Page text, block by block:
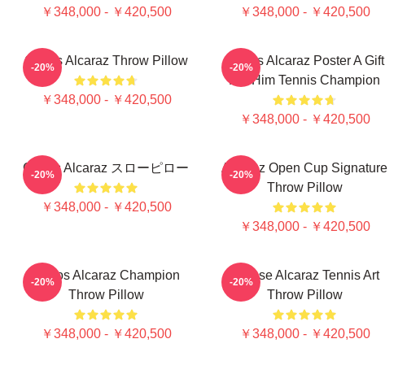
￥348,000 - ￥420,500 ￥348,000 - ￥420,500
Carlos Alcaraz Throw Pillow
￥348,000 - ￥420,500
-20%
Carlos Alcaraz Poster A Gift
For Him Tennis Champion
￥348,000 - ￥420,500
-20%
Carlos Alcaraz スローピロー
￥348,000 - ￥420,500
-20%
Alcaraz Open Cup Signature
Throw Pillow
￥348,000 - ￥420,500
-20%
Carlos Alcaraz Champion
Throw Pillow
￥348,000 - ￥420,500
-20%
Intense Alcaraz Tennis Art
Throw Pillow
￥348,000 - ￥420,500
-20%